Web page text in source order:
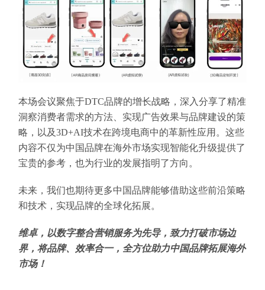
本场会议聚焦于DTC品牌的增长战略，深入分享了精准
洞察消费者需求的方法、实现广告效果与品牌建设的策
略，以及3D+AI技术在跨境电商中的革新性应用。这些
内容不仅为中国品牌在海外市场实现智能化升级提供了
宝贵的参考，也为行业的发展指明了方向。
未来，我们也期待更多中国品牌能够借助这些前沿策略
和技术，实现品牌的全球化拓展。
维卓，以数字整合营销服务为先导，致力打破市场边
界，将品牌、效率合一，全方位助力中国品牌拓展海外
市场！